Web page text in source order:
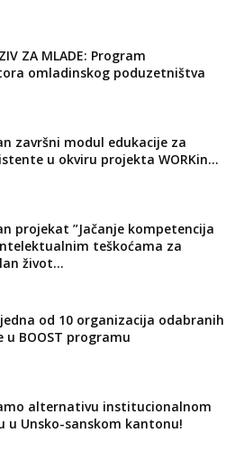
ZA MLADE: Program
omladinskog poduzetništva
završni modul edukacije za
u okviru projekta WORKin...
projekat ”Jačanje kompetencija
teškoćama za
život...
jedna od 10 organizacija odabranih
u BOOST programu
alternativu institucionalnom
u Unsko-sanskom kantonu!